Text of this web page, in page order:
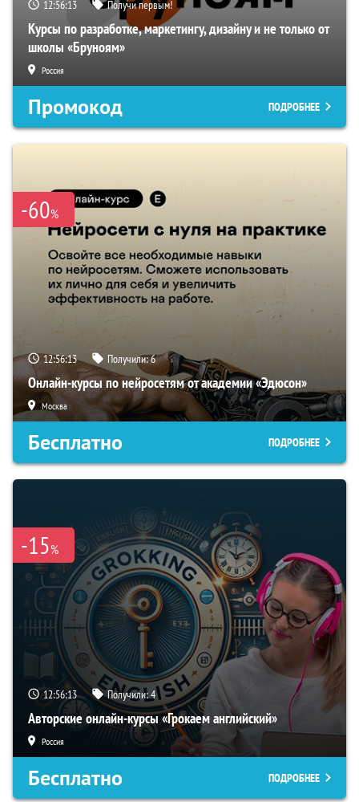
12:56:12 Получи первым!
Курсы по разработке, маркетингу, дизайну и не только от
школы «Бруноям»
Россия
Промокод ПОДРОБНЕЕ
-60%
12:56:12 Получили:6
Онлайн-курсы по нейросетям от академии «Эдюсон»
Москва
Бесплатно ПОДРОБНЕЕ
-15%
12:56:12 Получили:4
Авторские онлайн-курсы «Грокаем английский»
Россия
Бесплатно ПОДРОБНЕЕ